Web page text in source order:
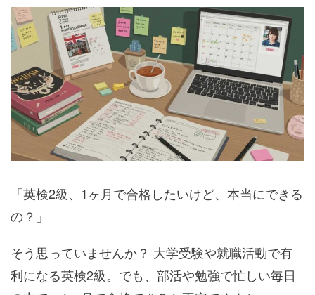
「英検2級、1ヶ月で合格したいけど、本当にできる
の？」
そう思っていませんか？ 大学受験や就職活動で有
利になる英検2級。でも、部活や勉強で忙しい毎日